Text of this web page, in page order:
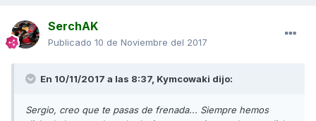
SerchAK
Publicado 10 de Noviembre del 2017
En 10/11/2017 a las 8:37, Kymcowaki dijo:
Sergio, creo que te pasas de frenada... Siempre hemos